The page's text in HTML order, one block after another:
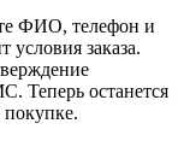
ФИО, телефон и
заказа.
Теперь останется
покупке.